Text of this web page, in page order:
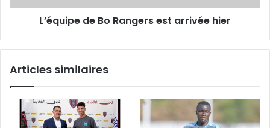
L’équipe de Bo Rangers est arrivée hier
Articles similaires